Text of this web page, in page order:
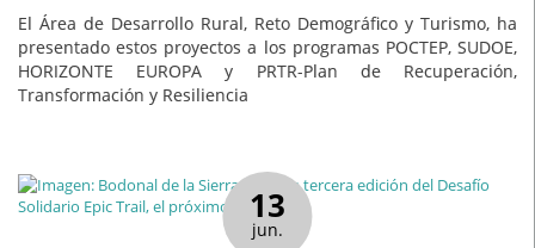
El Área de Desarrollo Rural, Reto Demográfico y Turismo, ha
presentado estos proyectos a los programas POCTEP, SUDOE,
HORIZONTE EUROPA y PRTR-Plan de Recuperación,
Transformación y Resiliencia
13
jun.